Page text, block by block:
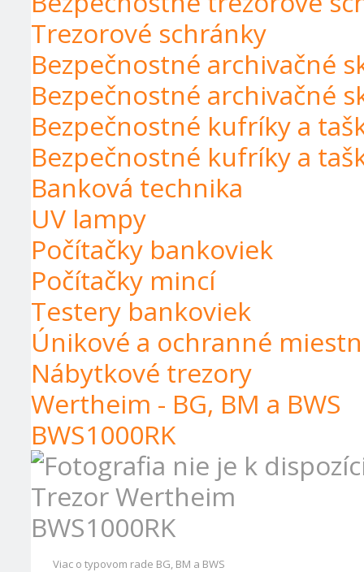
Trezorové schránky
Bezpečnostné archivačné
Bezpečnostné archivačné
Bezpečnostné kufríky a
Bezpečnostné kufríky a
Banková technika
UV lampy
Počítačky bankoviek
Počítačky mincí
Testery bankoviek
Únikové a ochranné
Nábytkové trezory
Wertheim - BG, BM a BWS
BWS1000RK
Trezor Wertheim
BWS1000RK
Viac o typovom rade BG, BM a BWS